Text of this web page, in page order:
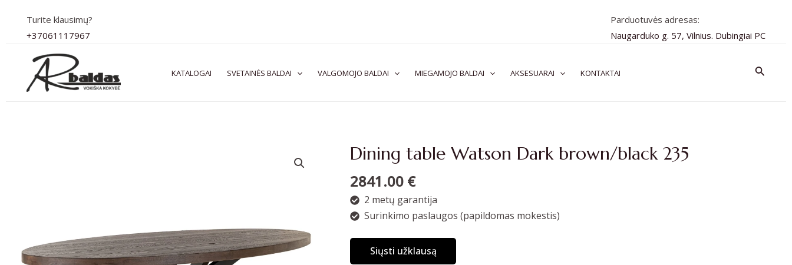
turinio
Turite klausimų?
+37061117967
Parduotuvės adresas:
Naugarduko g. 57, Vilnius. Dubingiai PC
KATALOGAI SVETAINĖS BALDAI VALGOMOJO BALDAI MIEGAMOJO BALDAI AKSESUARAI KONTAKTAI Paieška
Dining table Watson Dark brown/black 235
2841.00 €
2 metų garantija
Surinkimo paslaugos (papildomas mokestis)
Siųsti užklausą